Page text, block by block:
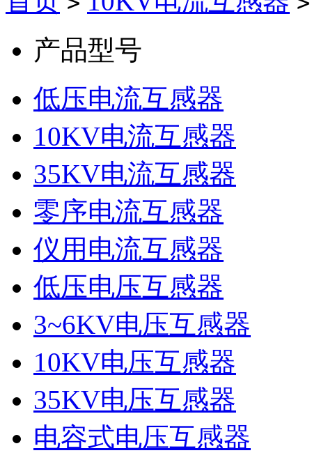
产品型号
低压电流互感器
10KV电流互感器
35KV电流互感器
零序电流互感器
仪用电流互感器
低压电压互感器
3~6KV电压互感器
10KV电压互感器
35KV电压互感器
电容式电压互感器